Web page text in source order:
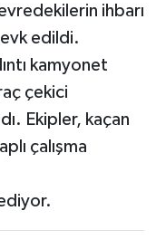
ihbarı
edildi.
kamyonet
çekici
Ekipler, kaçan
çalışma